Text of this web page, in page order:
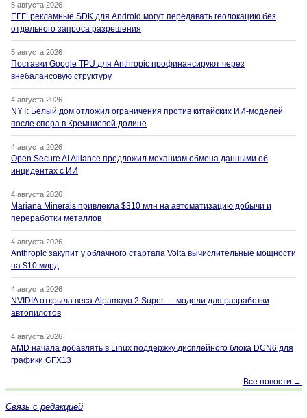
5 августа 2026
EFF: рекламные SDK для Android могут передавать геолокацию без
отдельного запроса разрешения
5 августа 2026
Поставки Google TPU для Anthropic профинансируют через
внебалансовую структуру
4 августа 2026
NYT: Белый дом отложил ограничения против китайских ИИ-моделей
после спора в Кремниевой долине
4 августа 2026
Open Secure AI Alliance предложил механизм обмена данными об
инцидентах с ИИ
4 августа 2026
Mariana Minerals привлекла $310 млн на автоматизацию добычи и
переработки металлов
4 августа 2026
Anthropic закупит у облачного стартапа Volta вычислительные мощности
на $10 млрд
4 августа 2026
NVIDIA открыла веса Alpamayo 2 Super — модели для разработки
автопилотов
4 августа 2026
AMD начала добавлять в Linux поддержку дисплейного блока DCN6 для
графики GFX13
Все новости →
Связь с редакцией